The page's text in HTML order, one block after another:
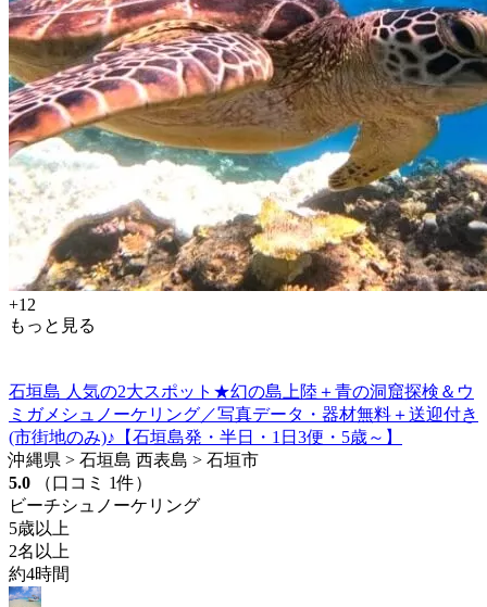
+12
もっと見る
石垣島 人気の2大スポット★幻の島上陸＋青の洞窟探検＆ウ
ミガメシュノーケリング／写真データ・器材無料＋送迎付き
(市街地のみ)♪【石垣島発・半日・1日3便・5歳～】
沖縄県 > 石垣島 西表島 > 石垣市
5.0
（口コミ 1件）
ビーチシュノーケリング
5歳以上
2名以上
約4時間